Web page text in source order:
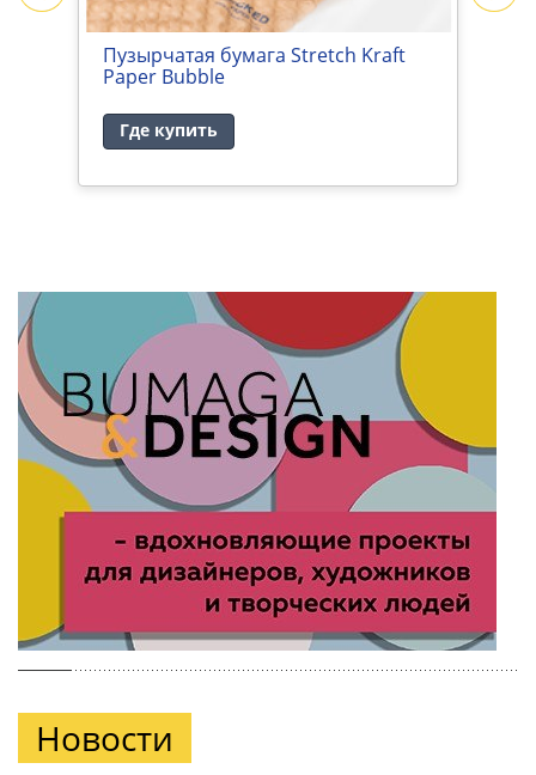
Пузырчатая бумага Stretch Kraft
Paper Bubble
Где купить
Новости